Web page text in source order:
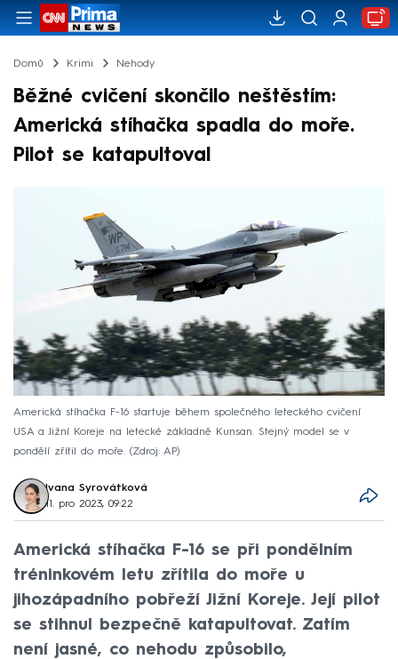
Domů Krimi Nehody
Běžné cvičení skončilo neštěstím:
Americká stíhačka spadla do moře.
Pilot se katapultoval
Americká stíhačka F-16 startuje během společného leteckého cvičení
USA a Jižní Koreje na letecké základně Kunsan. Stejný model se v
pondělí zřítil do moře.
Zdroj: AP
Ivana Syrovátková
11. pro 2023, 09:22
Americká stíhačka F-16 se při pondělním
tréninkovém letu zřítila do moře u
jihozápadního pobřeží Jižní Koreje. Její pilot
se stihnul bezpečně katapultovat. Zatím
není jasné, co nehodu způsobilo,